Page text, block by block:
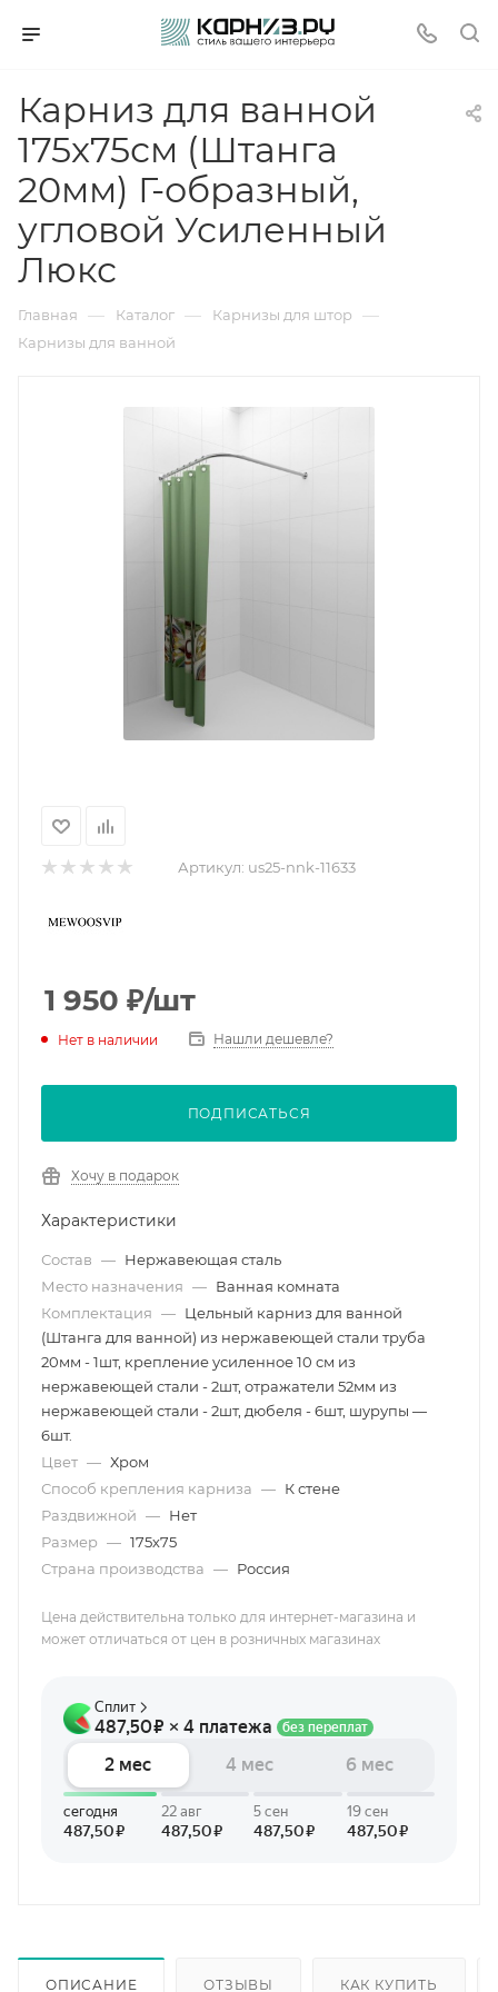
Карниз для ванной
175x75см (Штанга
20мм) Г-образный,
угловой Усиленный
Люкс
Главная — Каталог — Карнизы для штор —
Карнизы для ванной
Артикул: us25-nnk-11633
1 950 ₽/шт
Нет в наличии Нашли дешевле?
ПОДПИСАТЬСЯ
Хочу в подарок
Характеристики
Состав — Нержавеющая сталь
Место назначения — Ванная комната
Комплектация — Цельный карниз для ванной
(Штанга для ванной) из нержавеющей стали труба
20мм - 1шт, крепление усиленное 10 см из
нержавеющей стали - 2шт, отражатели 52мм из
нержавеющей стали - 2шт, дюбеля - 6шт, шурупы —
6шт.
Цвет — Хром
Способ крепления карниза — К стене
Раздвижной — Нет
Размер — 175х75
Страна производства — Россия
Цена действительна только для интернет-магазина и
может отличаться от цен в розничных магазинах
ОПИСАНИЕ ОТЗЫВЫ КАК КУПИТЬ